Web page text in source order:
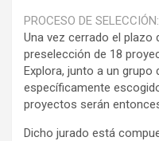
PROCESO DE SELECCIÓN:
Una vez cerrado el plazo
preselección de 18
Explora, junto a un grupo
específicamente
proyectos serán
Dicho jurado está